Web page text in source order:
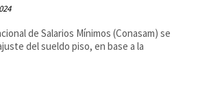
de Salarios Mínimos (Conasam) se
del sueldo piso, en base a la